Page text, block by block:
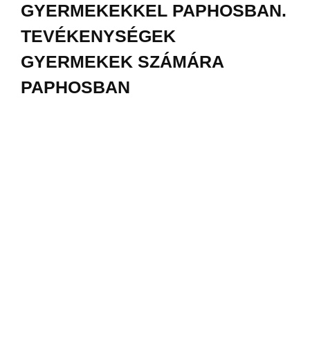
GYERMEKEKKEL PAPHOSBAN.
TEVÉKENYSÉGEK
GYERMEKEK SZÁMÁRA
PAPHOSBAN